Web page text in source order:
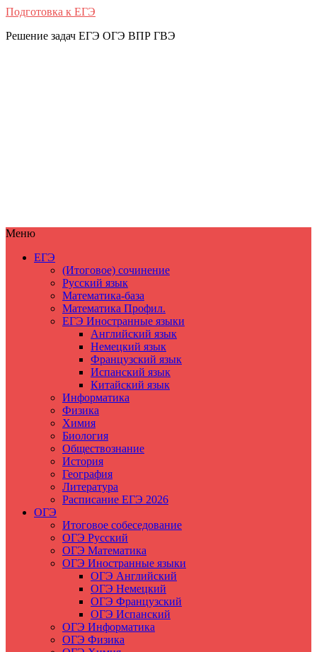
Подготовка к ЕГЭ
Решение задач ЕГЭ ОГЭ ВПР ГВЭ
Меню
ЕГЭ
(Итоговое) сочинение
Русский язык
Математика-база
Математика Профил.
ЕГЭ Иностранные языки
Английский язык
Немецкий язык
Французский язык
Испанский язык
Китайский язык
Информатика
Физика
Химия
Биология
Обществознание
История
География
Литература
Расписание ЕГЭ 2026
ОГЭ
Итоговое собеседование
ОГЭ Русский
ОГЭ Математика
ОГЭ Иностранные языки
ОГЭ Английский
ОГЭ Немецкий
ОГЭ Французский
ОГЭ Испанский
ОГЭ Информатика
ОГЭ Физика